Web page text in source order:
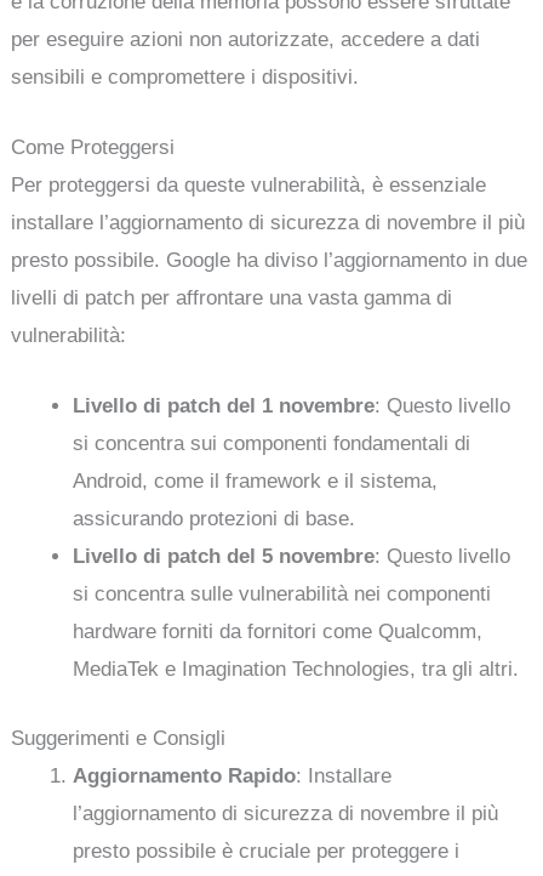
per eseguire azioni non autorizzate, accedere a dati
sensibili e compromettere i dispositivi.
Come Proteggersi
Per proteggersi da queste vulnerabilità, è essenziale
installare l’aggiornamento di sicurezza di novembre il più
presto possibile. Google ha diviso l’aggiornamento in due
livelli di patch per affrontare una vasta gamma di
vulnerabilità:
Livello di patch del 1 novembre: Questo livello
si concentra sui componenti fondamentali di
Android, come il framework e il sistema,
assicurando protezioni di base.
Livello di patch del 5 novembre: Questo livello
si concentra sulle vulnerabilità nei componenti
hardware forniti da fornitori come Qualcomm,
MediaTek e Imagination Technologies, tra gli altri.
Suggerimenti e Consigli
Aggiornamento Rapido: Installare
l’aggiornamento di sicurezza di novembre il più
presto possibile è cruciale per proteggere i